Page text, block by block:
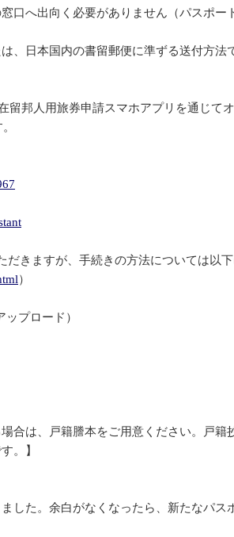
口へ出向く必要がありません（パスポ
、日本国内の書留郵便に準ずる送付方法
留邦人用旅券申請スマホアプリを通じて
きますが、手続きの方法については以
）
プロード）
合は、戸籍謄本をご用意ください。戸籍
。】
た。余白がなくなったら、新たなパス